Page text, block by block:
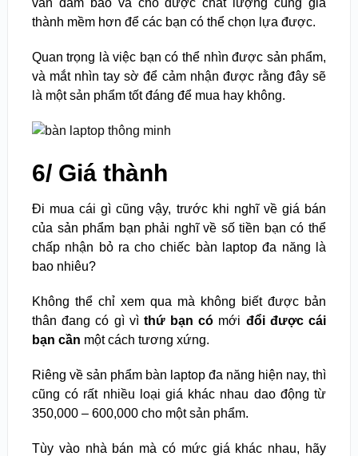
thành mềm hơn để các bạn có thể chọn lựa được.
Quan trọng là việc bạn có thể nhìn được sản phẩm,
và mắt nhìn tay sờ để cảm nhận được rằng đây sẽ
là một sản phẩm tốt đáng để mua hay không.
6/ Giá thành
Đi mua cái gì cũng vậy, trước khi nghĩ về giá bán
của sản phẩm bạn phải nghĩ về số tiền bạn có thể
chấp nhận bỏ ra cho chiếc bàn laptop đa năng là
bao nhiêu?
Không thể chỉ xem qua mà không biết được bản
thân đang có gì vì thứ bạn có mới đổi được cái
bạn cần một cách tương xứng.
Riêng về sản phẩm bàn laptop đa năng hiện nay, thì
cũng có rất nhiều loại giá khác nhau dao động từ
350,000 – 600,000 cho một sản phẩm.
Tùy vào nhà bán mà có mức giá khác nhau, hãy